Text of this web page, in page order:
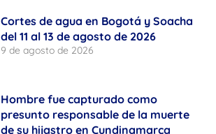
Cortes de agua en Bogotá y Soacha
del 11 al 13 de agosto de 2026
9 de agosto de 2026
Hombre fue capturado como
presunto responsable de la muerte
de su hijastro en Cundinamarca